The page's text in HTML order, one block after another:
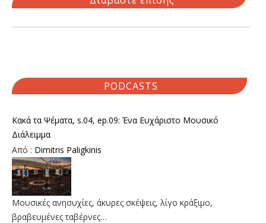
PODCASTS
Κακά τα Ψέματα, s.04, ep.09: Ένα Ευχάριστο Μουσικό
Διάλειμμα
Από : Dimitris Paligkinis
Μουσικές ανησυχίες, άκυρες σκέψεις, λίγο κράξιμο,
βραβευμένες ταβέρνες…